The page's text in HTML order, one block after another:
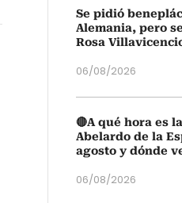
Se pidió
Alemania, pero
Rosa
06/08/2026
🔴A qué hora es
Abelardo de la
agosto y dónde
06/08/2026